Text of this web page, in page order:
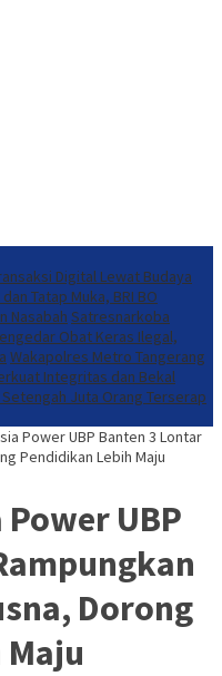
Digital Lewat Budaya
Tatap Muka, BRI BO
Nasabah Satresnarkoba
Obat Keras Ilegal,
Wakapolres Metro Tangerang
Integritas dan Bekal
Setengah Juta Orang Terserap
Power UBP Banten 3 Lontar
Pendidikan Lebih Maju
UBP
Dorong